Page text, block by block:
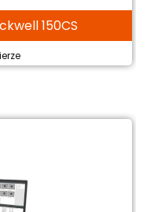
150CS